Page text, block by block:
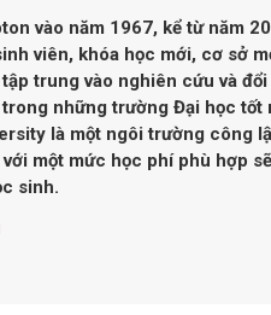
vào năm 1967, kể từ năm
viên, khóa học mới, cơ sở
trung vào nghiên cứu và đổi
những trường Đại học tốt
là một ngôi trường công
một mức học phí phù hợp
sinh.